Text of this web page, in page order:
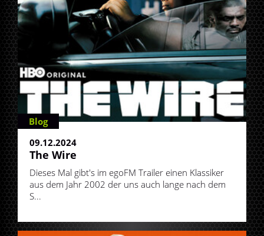
Blog
09.12.2024
The Wire
Dieses Mal gibt's im egoFM Trailer einen Klassiker
aus dem Jahr 2002 der uns auch lange nach dem
S...